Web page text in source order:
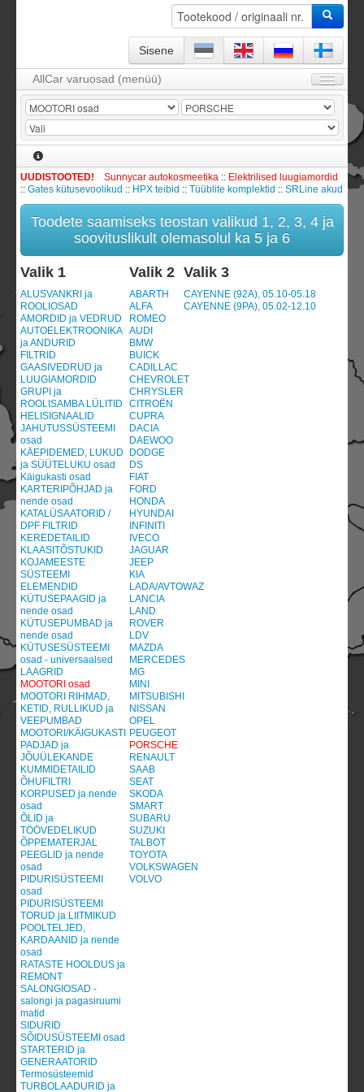
Sisene
AllCar varuosad (menüü)
Avaleht
Firmast
KKK
Kontakt
KATALOOG / Tootevalik
Leping ja garantii
Sisene
Tellimismoodul - toodet
Registreeru
UUDISTOOTED! Sunnycar autokosmeetika :: Elektrilised luugiamordid
:: Gates kütusevoolikud :: HPX teibid :: Tüüblite komplektid :: SRLine akud
Toodete saamiseks teostan valikud 1, 2, 3, 4 ja
soovituslikult olemasolul ka 5 ja 6
Valik 1
ALUSVANKRI ja
ROOLIOSAD
AMORDID ja VEDRUD
AUTOELEKTROONIKA
ja ANDURID
FILTRID
GAASIVEDRUD ja
LUUGIAMORDID
GRUPI ja
ROOLISAMBA LÜLITID
HELISIGNAALID
JAHUTUSSÜSTEEMI
osad
KÄEPIDEMED, LUKUD
ja SÜÜTELUKU osad
Käigukasti osad
KARTERIPÕHJAD ja
nende osad
KATALÜSAATORID /
DPF FILTRID
KEREDETAILID
KLAASITÕSTUKID
KOJAMEESTE
SÜSTEEMI
ELEMENDID
KÜTUSEPAAGID ja
nende osad
KÜTUSEPUMBAD ja
nende osad
KÜTUSESÜSTEEMI
osad - universaalsed
LAAGRID
MOOTORI osad
MOOTORI RIHMAD,
KETID, RULLIKUD ja
VEEPUMBAD
MOOTORI/KÄIGUKASTI
PADJAD ja
JÕUÜLEKANDE
KUMMIDETAILID
ÕHUFILTRI
KORPUSED ja nende
osad
ÕLID ja
TÖÖVEDELIKUD
ÕPPEMATERJAL
PEEGLID ja nende
osad
PIDURISÜSTEEMI
osad
PIDURISÜSTEEMI
TORUD ja LIITMIKUD
POOLTELJED,
KARDAANID ja nende
osad
RATASTE HOOLDUS ja
REMONT
SALONGIOSAD -
salongi ja pagasiruumi
matid
SIDURID
SÕIDUSÜSTEEMI osad
STARTERID ja
GENERAATORID
Termosüsteemid
TURBOLAADURID ja
Valik 2
ABARTH
ALFA
ROMEO
AUDI
BMW
BUICK
CADILLAC
CHEVROLET
CHRYSLER
CITROËN
CUPRA
DACIA
DAEWOO
DODGE
DS
FIAT
FORD
HONDA
HYUNDAI
INFINITI
IVECO
JAGUAR
JEEP
KIA
LADA/AVTOWAZ
LANCIA
LAND
ROVER
LDV
MAZDA
MERCEDES
MG
MINI
MITSUBISHI
NISSAN
OPEL
PEUGEOT
PORSCHE
RENAULT
SAAB
SEAT
SKODA
SMART
SUBARU
SUZUKI
TALBOT
TOYOTA
VOLKSWAGEN
VOLVO
Valik 3
CAYENNE (92A), 05.10-05.18
CAYENNE (9PA), 05.02-12.10